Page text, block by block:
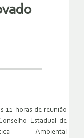
11 horas de reunião
Estadual de
Ambiental